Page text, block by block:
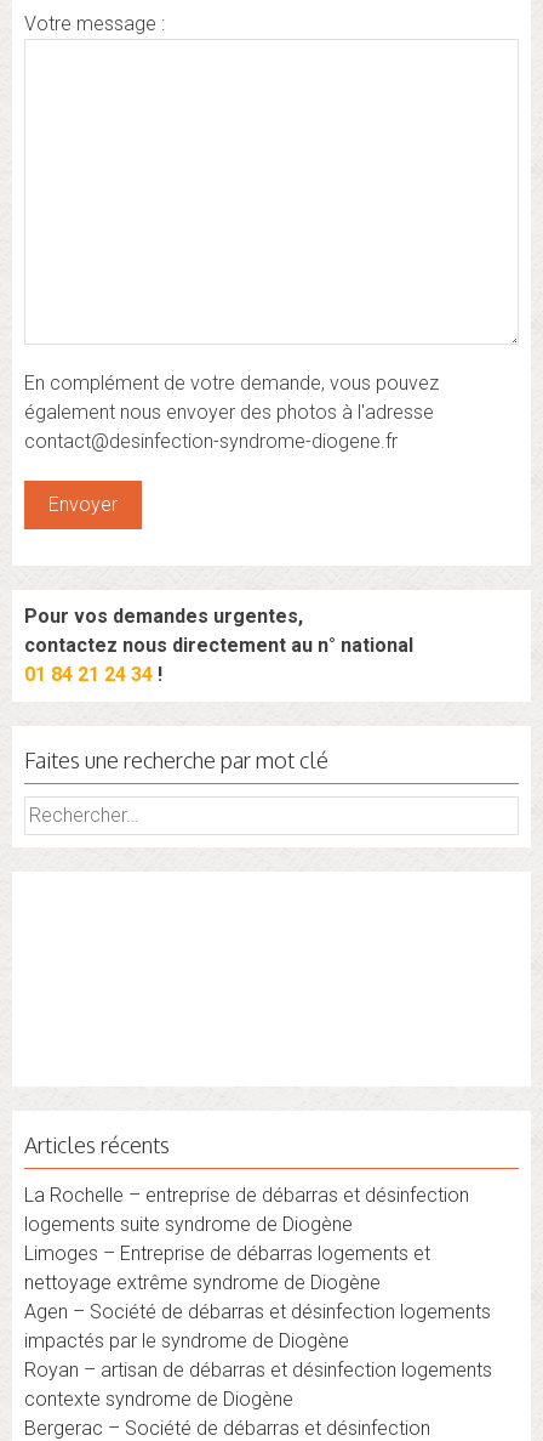
Votre message :
En complément de votre demande, vous pouvez
également nous envoyer des photos à l'adresse
contact@desinfection-syndrome-diogene.fr
Pour vos demandes urgentes,
contactez nous directement au n° national
01 84 21 24 34 !
Faites une recherche par mot clé
Rechercher :
Articles récents
La Rochelle – entreprise de débarras et désinfection
logements suite syndrome de Diogène
Limoges – Entreprise de débarras logements et
nettoyage extrême syndrome de Diogène
Agen – Société de débarras et désinfection logements
impactés par le syndrome de Diogène
Royan – artisan de débarras et désinfection logements
contexte syndrome de Diogène
Bergerac – Société de débarras et désinfection